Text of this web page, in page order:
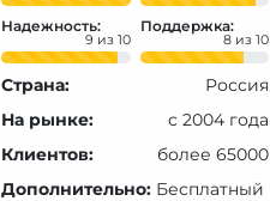
Надежность:
9
Поддержка:
8
Страна:
Россия
На рынке:
с 2004 года
Клиентов:
более 65000
Дополнительно: Бесплатный